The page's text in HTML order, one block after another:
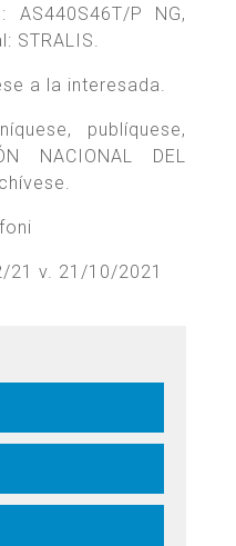
AS440S46T/P NG,
STRALIS.
a la interesada.
publíquese,
NACIONAL DEL
21 v. 21/10/2021